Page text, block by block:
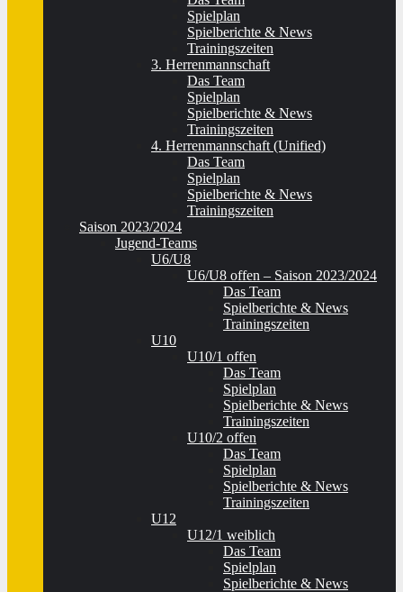
Spielplan
Spielberichte & News
Trainingszeiten
3. Herrenmannschaft
Das Team
Spielplan
Spielberichte & News
Trainingszeiten
4. Herrenmannschaft (Unified)
Das Team
Spielplan
Spielberichte & News
Trainingszeiten
Saison 2023/2024
Jugend-Teams
U6/U8
U6/U8 offen – Saison 2023/2024
Das Team
Spielberichte & News
Trainingszeiten
U10
U10/1 offen
Das Team
Spielplan
Spielberichte & News
Trainingszeiten
U10/2 offen
Das Team
Spielplan
Spielberichte & News
Trainingszeiten
U12
U12/1 weiblich
Das Team
Spielplan
Spielberichte & News